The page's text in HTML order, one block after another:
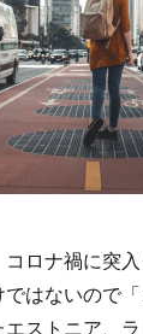
ロナ禍に突入
はないので
ストニア、